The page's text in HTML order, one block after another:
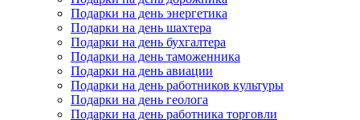
Подарки на день энергетика
Подарки на день шахтера
Подарки на день бухгалтера
Подарки на день таможенника
Подарки на день авиации
Подарки на день работников культуры
Подарки на день геолога
Подарки на день работника торговли